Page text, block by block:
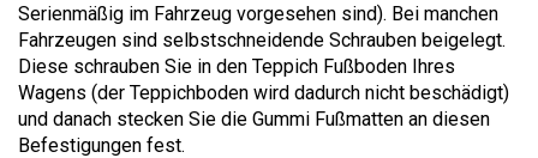
Serienmäßig im Fahrzeug vorgesehen sind). Bei manchen
Fahrzeugen sind selbstschneidende Schrauben beigelegt.
Diese schrauben Sie in den Teppich Fußboden Ihres
Wagens (der Teppichboden wird dadurch nicht beschädigt)
und danach stecken Sie die Gummi Fußmatten an diesen
Befestigungen fest.